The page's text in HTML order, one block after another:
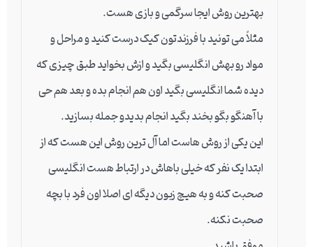
بهترین روش ایجا سرگمی و بازی هست.
مثلاً می تونید با فرزندتون کیک درست کنید و مراحل و
مواد رو بهش انگلیسی بگید و ازش بخواید طبق چیزی که
دیده شما انگلیسی بگید اون هم انجام بده و بعد هم حی
با آهنگو بگو بخند بگید انجام بدیدو جمله بسازید.
این یکی از روش هاست اما آل ترین روش این هست که از
ابتدا یک نفر که خیلی باهاش در ارتباط هست انگلیسی
صحبت کنه و به هیچ زبون دیگه ای اصلا اون فرد با بچه
صحبت نکنه.